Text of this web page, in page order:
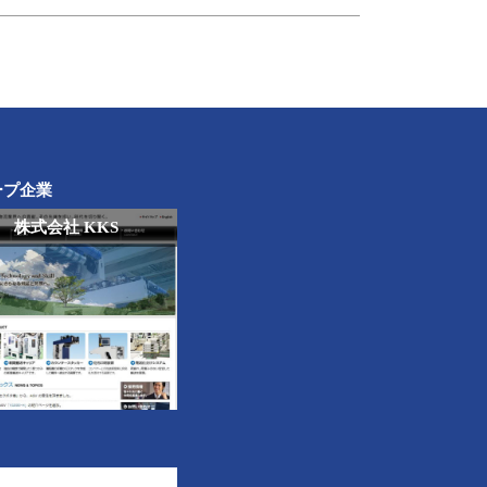
企業
株式会社 KKS